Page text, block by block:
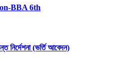
BBA 6th
নির্দেশনা (ভর্তি আবেদন)